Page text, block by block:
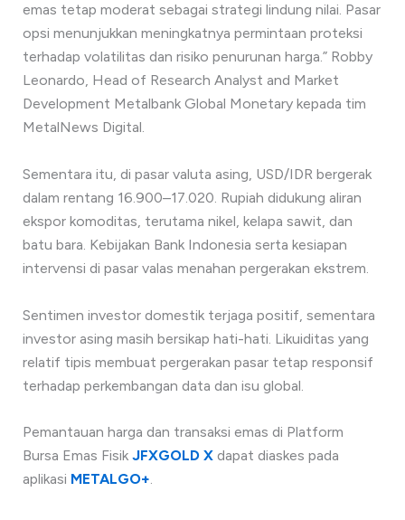
emas tetap moderat sebagai strategi lindung nilai. Pasar
opsi menunjukkan meningkatnya permintaan proteksi
terhadap volatilitas dan risiko penurunan harga.” Robby
Leonardo, Head of Research Analyst and Market
Development Metalbank Global Monetary kepada tim
MetalNews Digital.
Sementara itu, di pasar valuta asing, USD/IDR bergerak
dalam rentang 16.900–17.020. Rupiah didukung aliran
ekspor komoditas, terutama nikel, kelapa sawit, dan
batu bara. Kebijakan Bank Indonesia serta kesiapan
intervensi di pasar valas menahan pergerakan ekstrem.
Sentimen investor domestik terjaga positif, sementara
investor asing masih bersikap hati-hati. Likuiditas yang
relatif tipis membuat pergerakan pasar tetap responsif
terhadap perkembangan data dan isu global.
Pemantauan harga dan transaksi emas di Platform
Bursa Emas Fisik JFXGOLD Xdapat diaskes pada
aplikasi METALGO+.